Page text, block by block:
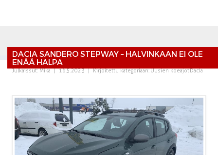
DACIA SANDERO STEPWAY – HALVINKAAN EI OLE
ENÄÄ HALPA
Julkaissut:Mika | 16.5.2023 | Kirjoitettu kategoriaan:Uusien koeajotDacia